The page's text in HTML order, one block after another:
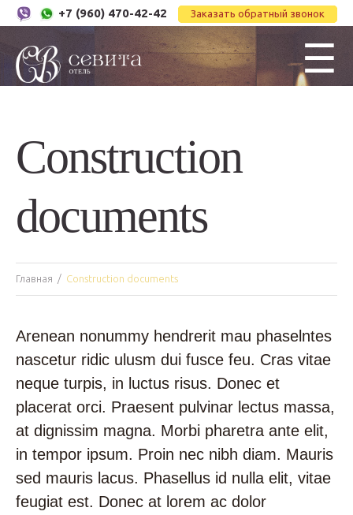
Заказать обратный звонок
+7 (960) 470-42-42
☰
Construction
documents
Главная Construction documents
Arenean nonummy hendrerit mau phaselntes
nascetur ridic ulusm dui fusce feu. Cras vitae
neque turpis, in luctus risus. Donec et
placerat orci. Praesent pulvinar lectus massa,
at dignissim magna. Morbi pharetra ante elit,
in tempor ipsum. Proin nec nibh diam. Mauris
sed mauris lacus. Phasellus id nulla elit, vitae
feugiat est. Donec at lorem ac dolor